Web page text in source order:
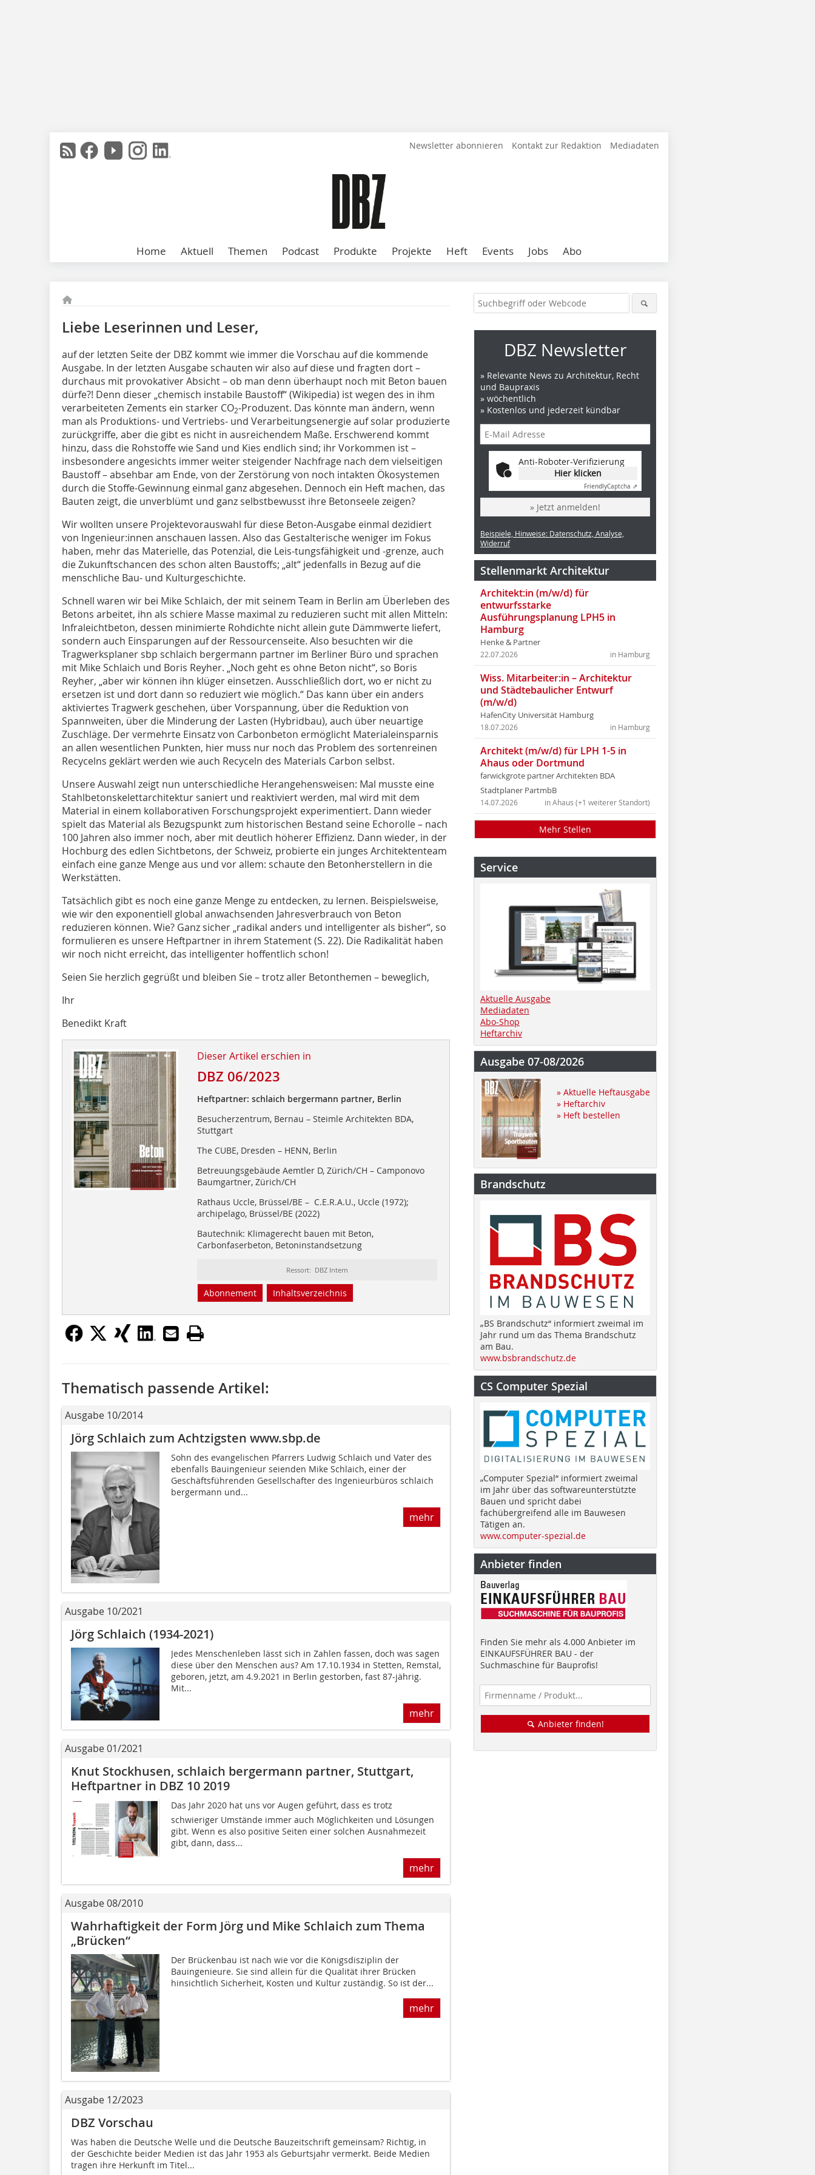
Newsletter abonnieren Kontakt zur Redaktion Mediadaten
Home Aktuell Themen Podcast Produkte Projekte Heft Events Jobs Abo
Liebe Leserinnen und Leser,
auf der letzten Seite der DBZ kommt wie immer die Vorschau auf die kommende
Ausgabe. In der letzten Ausgabe schauten wir also auf diese und fragten dort –
durchaus mit provokativer Absicht – ob man denn überhaupt noch mit Beton bauen
dürfe?! Denn dieser „chemisch instabile Baustoff“ (Wikipedia) ist wegen des in ihm
verarbeiteten Zements ein starker CO2-Produzent. Das könnte man ändern, wenn
man als Produktions- und Vertriebs- und Verarbeitungsenergie auf solar produzierte
zurückgriffe, aber die gibt es nicht in ausreichendem Maße. Erschwerend kommt
hinzu, dass die Rohstoffe wie Sand und Kies endlich sind; ihr Vorkommen ist –
insbesondere angesichts immer weiter steigender Nachfrage nach dem vielseitigen
Baustoff – absehbar am Ende, von der Zerstörung von noch intakten Ökosystemen
durch die Stoffe-Gewinnung einmal ganz abgesehen. Dennoch ein Heft machen, das
Bauten zeigt, die unverblümt und ganz selbstbewusst ihre Betonseele zeigen?
Wir wollten unsere Projektevorauswahl für diese Beton-Ausgabe einmal dezidiert
von Ingenieur:innen anschauen lassen. Also das Gestalterische weniger im Fokus
haben, mehr das Materielle, das Potenzial, die Leis-tungsfähigkeit und -grenze, auch
die Zukunftschancen des schon alten Baustoffs; „alt“ jedenfalls in Bezug auf die
menschliche Bau- und Kulturgeschichte.
Schnell waren wir bei Mike Schlaich, der mit seinem Team in Berlin am Überleben des
Betons arbeitet, ihn als schiere Masse maximal zu reduzieren sucht mit allen Mitteln:
Infraleichtbeton, dessen minimierte Rohdichte nicht allein gute Dämmwerte liefert,
sondern auch Einsparungen auf der Ressourcenseite. Also besuchten wir die
Tragwerksplaner sbp schlaich bergermann partner im Berliner Büro und sprachen
mit Mike Schlaich und Boris Reyher. „Noch geht es ohne Beton nicht“, so Boris
Reyher, „aber wir können ihn klüger einsetzen. Ausschließlich dort, wo er nicht zu
ersetzen ist und dort dann so reduziert wie möglich.“ Das kann über ein anders
aktiviertes Tragwerk geschehen, über Vorspannung, über die Reduktion von
Spannweiten, über die Minderung der Lasten (Hybridbau), auch über neuartige
Zuschläge. Der vermehrte Einsatz von Carbonbeton ermöglicht Materialeinsparnis
an allen wesentlichen Punkten, hier muss nur noch das Problem des sortenreinen
Recycelns geklärt werden wie auch Recyceln des Materials Carbon selbst.
Unsere Auswahl zeigt nun unterschiedliche Herangehensweisen: Mal musste eine
Stahlbetonskelettarchitektur saniert und reaktiviert werden, mal wird mit dem
Material in einem kollaborativen Forschungsprojekt experimentiert. Dann wieder
spielt das Material als Bezugspunkt zum historischen Bestand seine Echorolle – nach
100 Jahren also immer noch, aber mit deutlich höherer Effizienz. Dann wieder, in der
Hochburg des edlen Sichtbetons, der Schweiz, probierte ein junges Architektenteam
einfach eine ganze Menge aus und vor allem: schaute den Betonherstellern in die
Werkstätten.
Tatsächlich gibt es noch eine ganze Menge zu entdecken, zu lernen. Beispielsweise,
wie wir den exponentiell global anwachsenden Jahresverbrauch von Beton
reduzieren können. Wie? Ganz sicher „radikal anders und intelligenter als bisher“, so
formulieren es unsere Heftpartner in ihrem Statement (S. 22). Die Radikalität haben
wir noch nicht erreicht, das intelligenter hoffentlich schon!
Seien Sie herzlich gegrüßt und bleiben Sie – trotz aller Betonthemen – beweglich,
Ihr
Benedikt Kraft
Dieser Artikel erschien in
DBZ 06/2023
Heftpartner: schlaich bergermann partner, Berlin
Besucherzentrum, Bernau – Steimle Architekten BDA,
Stuttgart
The CUBE, Dresden – HENN, Berlin
Betreuungsgebäude Aemtler D, Zürich/CH – Camponovo
Baumgartner, Zürich/CH
Rathaus Uccle, Brüssel/BE – C.E.R.A.U., Uccle (1972);
archipelago, Brüssel/BE (2022)
Bautechnik: Klimagerecht bauen mit Beton,
Carbonfaserbeton, Betoninstandsetzung
Ressort: DBZ Intern
Abonnement Inhaltsverzeichnis
Thematisch passende Artikel:
Ausgabe 10/2014
Jörg Schlaich zum Achtzigsten www.sbp.de
Sohn des evangelischen Pfarrers Ludwig Schlaich und Vater des
ebenfalls Bauingenieur seienden Mike Schlaich, einer der
Geschäftsführenden Gesellschafter des Ingenieurbüros schlaich
bergermann und...
mehr
Ausgabe 10/2021
Jörg Schlaich (1934-2021)
Jedes Menschenleben lässt sich in Zahlen fassen, doch was sagen
diese über den Menschen aus? Am 17.10.1934 in Stetten, Remstal,
geboren, jetzt, am 4.9.2021 in Berlin gestorben, fast 87-jährig.
Mit...
mehr
Ausgabe 01/2021
Knut Stockhusen, schlaich bergermann partner, Stuttgart,
Heftpartner in DBZ 10 2019
Das Jahr 2020 hat uns vor Augen geführt, dass es trotz
schwieriger Umstände immer auch Möglichkeiten und Lösungen
gibt. Wenn es also positive Seiten einer solchen Ausnahmezeit
gibt, dann, dass...
mehr
Ausgabe 08/2010
Wahrhaftigkeit der Form Jörg und Mike Schlaich zum Thema
„Brücken“
Der Brückenbau ist nach wie vor die Königsdisziplin der
Bauingenieure. Sie sind allein für die Qualität ihrer Brücken
hinsichtlich Sicherheit, Kosten und Kultur zuständig. So ist der...
mehr
Ausgabe 12/2023
DBZ Vorschau
Was haben die Deutsche Welle und die Deutsche Bauzeitschrift gemeinsam? Richtig, in
der Geschichte beider Medien ist das Jahr 1953 als Geburtsjahr vermerkt. Beide Medien
tragen ihre Herkunft im Titel...
DBZ Newsletter
» Relevante News zu Architektur, Recht
und Baupraxis
» wöchentlich
» Kostenlos und jederzeit kündbar
Anti-Roboter-Verifizierung
Hier klicken
FriendlyCaptcha ⇗
» Jetzt anmelden!
Beispiele, Hinweise: Datenschutz, Analyse,
Widerruf
Stellenmarkt Architektur
Architekt:in (m/w/d) für
entwurfsstarke
Ausführungsplanung LPH5 in
Hamburg
Henke & Partner
in Hamburg
22.07.2026
Wiss. Mitarbeiter:in – Architektur
und Städtebaulicher Entwurf
(m/w/d)
HafenCity Universität Hamburg
in Hamburg
18.07.2026
Architekt (m/w/d) für LPH 1-5 in
Ahaus oder Dortmund
farwickgrote partner Architekten BDA
Stadtplaner PartmbB
in Ahaus (+1 weiterer Standort)
14.07.2026
Mehr Stellen
Service
Aktuelle Ausgabe
Mediadaten
Abo-Shop
Heftarchiv
Ausgabe 07-08/2026
» Aktuelle Heftausgabe
» Heftarchiv
» Heft bestellen
Brandschutz
„BS Brandschutz“ informiert zweimal im
Jahr rund um das Thema Brandschutz
am Bau.
www.bsbrandschutz.de
CS Computer Spezial
„Computer Spezial“ informiert zweimal
im Jahr über das softwareunterstützte
Bauen und spricht dabei
fachübergreifend alle im Bauwesen
Tätigen an.
www.computer-spezial.de
Anbieter finden
Finden Sie mehr als 4.000 Anbieter im
EINKAUFSFÜHRER BAU - der
Suchmaschine für Bauprofis!
Anbieter finden!